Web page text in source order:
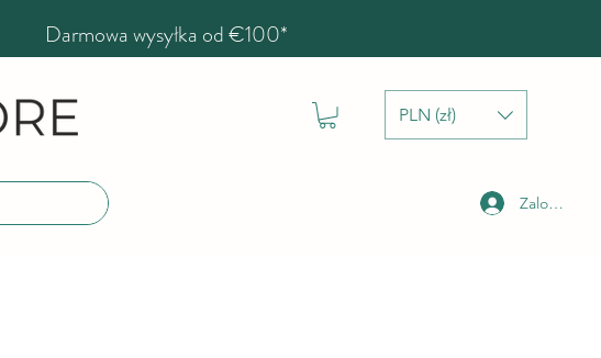
Darmowa wysyłka od €100*
PLN (zł)
Zaloguj się